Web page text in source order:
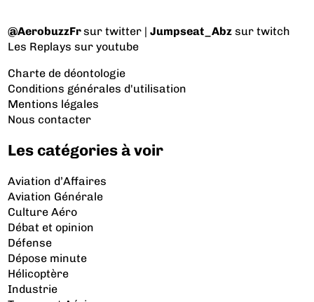
@AerobuzzFrsur twitter |Jumpseat_Abz sur twitch
Les Replays sur youtube
Charte de déontologie
Conditions générales d'utilisation
Mentions légales
Nous contacter
Les catégories à voir
Aviation d’Affaires
Aviation Générale
Culture Aéro
Débat et opinion
Défense
Dépose minute
Hélicoptère
Industrie